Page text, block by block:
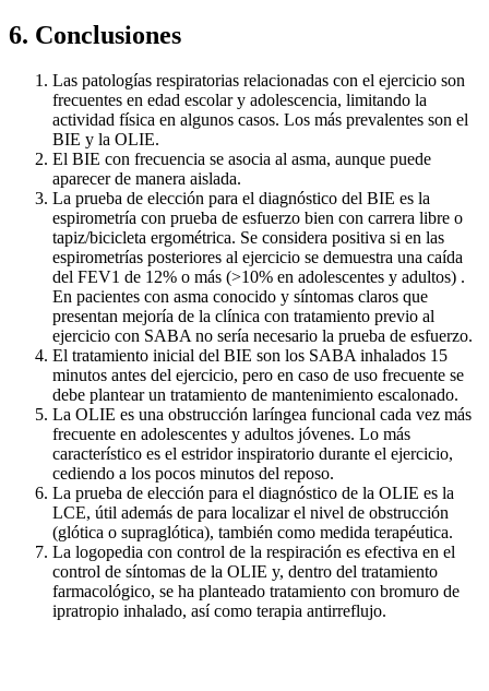
6. Conclusiones
Las patologías respiratorias relacionadas con el ejercicio son
frecuentes en edad escolar y adolescencia, limitando la
actividad física en algunos casos. Los más prevalentes son el
BIE y la OLIE.
El BIE con frecuencia se asocia al asma, aunque puede
aparecer de manera aislada.
La prueba de elección para el diagnóstico del BIE es la
espirometría con prueba de esfuerzo bien con carrera libre o
tapiz/bicicleta ergométrica. Se considera positiva si en las
espirometrías posteriores al ejercicio se demuestra una caída
del FEV1 de 12% o más (>10% en adolescentes y adultos) .
En pacientes con asma conocido y síntomas claros que
presentan mejoría de la clínica con tratamiento previo al
ejercicio con SABA no sería necesario la prueba de esfuerzo.
El tratamiento inicial del BIE son los SABA inhalados 15
minutos antes del ejercicio, pero en caso de uso frecuente se
debe plantear un tratamiento de mantenimiento escalonado.
La OLIE es una obstrucción laríngea funcional cada vez más
frecuente en adolescentes y adultos jóvenes. Lo más
característico es el estridor inspiratorio durante el ejercicio,
cediendo a los pocos minutos del reposo.
La prueba de elección para el diagnóstico de la OLIE es la
LCE, útil además de para localizar el nivel de obstrucción
(glótica o supraglótica), también como medida terapéutica.
La logopedia con control de la respiración es efectiva en el
control de síntomas de la OLIE y, dentro del tratamiento
farmacológico, se ha planteado tratamiento con bromuro de
ipratropio inhalado, así como terapia antirreflujo.